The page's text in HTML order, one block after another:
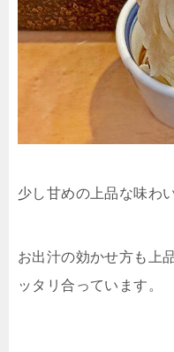
少し甘めの上品な味わ
お出汁の効かせ方も上
ッタリ合っています。